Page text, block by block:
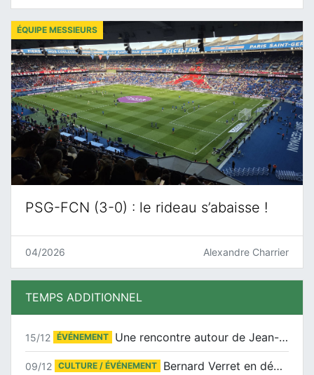
PSG-FCN (3-0) : le rideau s’abaisse !
ÉQUIPE MESSIEURS
04/2026 Alexandre Charrier
TEMPS ADDITIONNEL
15/12 ÉVÉNEMENT Une rencontre autour de Jean-Claude Suaudeau
09/12 CULTURE / ÉVÉNEMENT Bernard Verret en dédicaces le samedi 13 décembre à l’Espace Culturel Atlantis